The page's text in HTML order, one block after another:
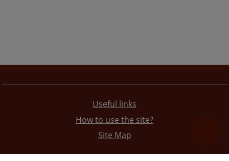
Useful links
How to use the site?
Site Map